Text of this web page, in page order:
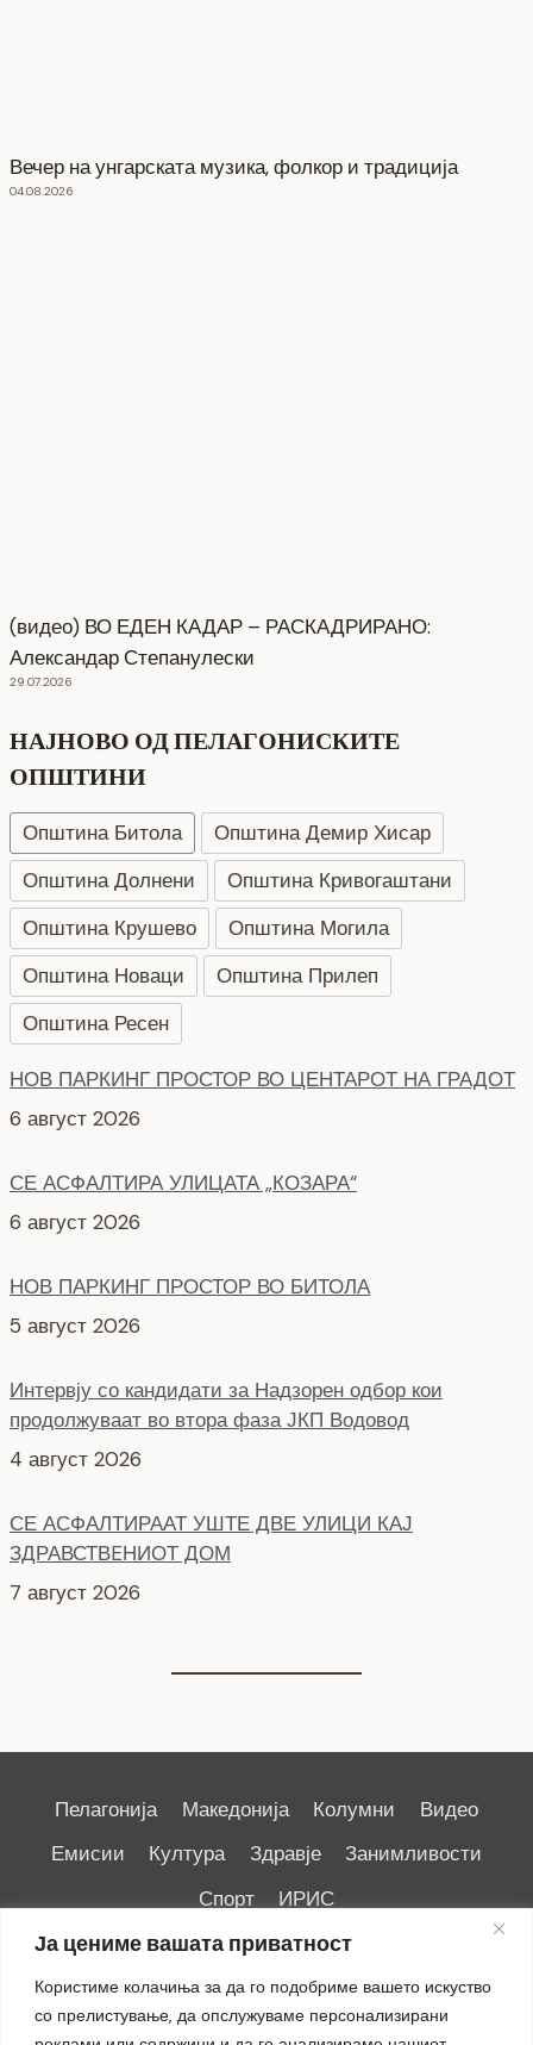
Ја цениме вашата приватност
Користиме колачиња за да го подобриме вашето искуство
со прелистување, да опслужуваме персонализирани
Вечер на унгарската музика, фолкор и традиција
04.08.2026
(видео) ВО ЕДЕН КАДАР – РАСКАДРИРАНО:
Александар Степанулески
29.07.2026
НАЈНОВО ОД ПЕЛАГОНИСКИТЕ
ОПШТИНИ
Општина Битола
Општина Демир Хисар
Општина Долнени
Општина Кривогаштани
Општина Крушево
Општина Могила
Општина Новаци
Општина Прилеп
Општина Ресен
НОВ ПАРКИНГ ПРОСТОР ВО ЦЕНТАРОТ НА ГРАДОТ
6 август 2026
СЕ АСФАЛТИРА УЛИЦАТА „КОЗАРА“
НОВ ПАРКИНГ ПРОСТОР ВО БИТОЛА
Интервју со кандидати за Надзорен одбор кои
продолжуваат во втора фаза ЈКП Водовод
4 август 2026
СЕ АСФАЛТИРААТ УШТЕ ДВЕ УЛИЦИ КАЈ
ЗДРАВСТВEНИОТ ДОМ
7 август 2026
Пелагонија Македонија Колумни
Видео
Емисии
Култура Здравје
Занимливости
Спорт
ИРИС